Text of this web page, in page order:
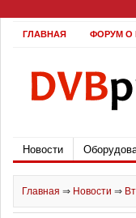
ГЛАВНАЯ ФОРУМ О
Новости
Главная ⇒ Новости ⇒